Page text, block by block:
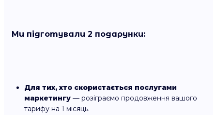
Ми підготували 2 подарунки:
Для тих, хто скористається послугами
маркетингу — розіграємо продовження вашого
тарифу на 1 місяць.